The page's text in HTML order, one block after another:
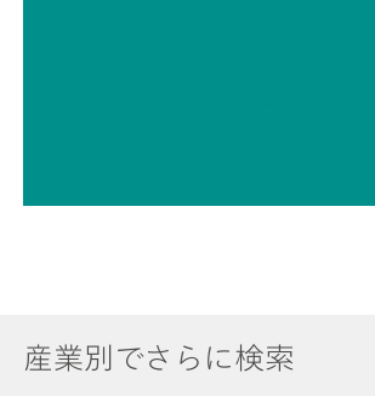
産業別でさらに検索